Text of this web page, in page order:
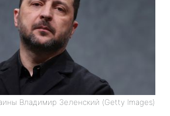
Владимир Зеленский (Getty Images)